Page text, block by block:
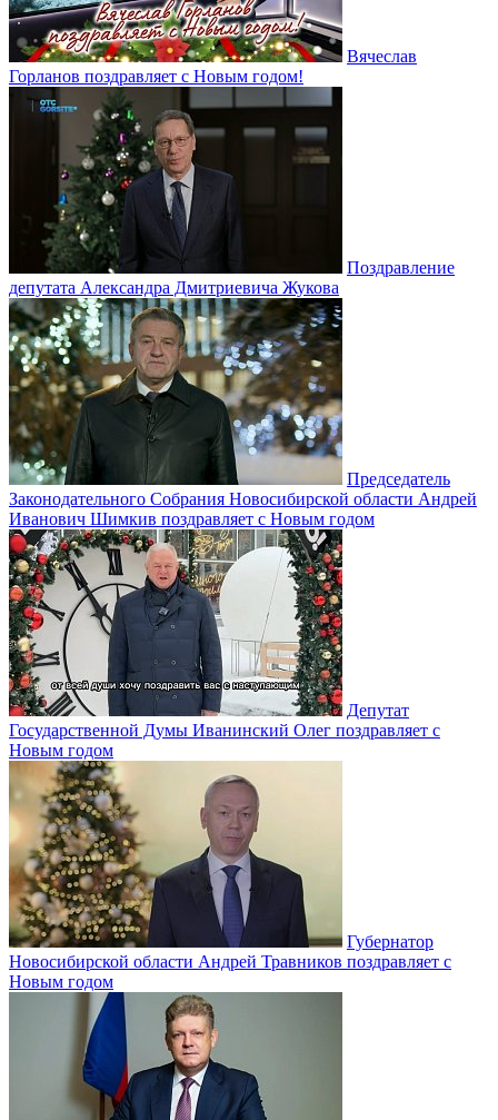
Вячеслав
Горланов поздравляет с Новым годом!
Поздравление
депутата Александра Дмитриевича Жукова
Председатель
Законодательного Собрания Новосибирской области Андрей
Иванович Шимкив поздравляет с Новым годом
Депутат
Государственной Думы Иванинский Олег поздравляет с
Новым годом
Губернатор
Новосибирской области Андрей Травников поздравляет с
Новым годом